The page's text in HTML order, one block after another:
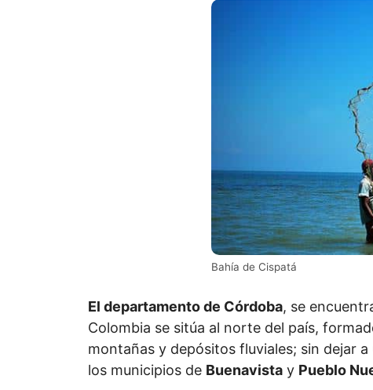
Bahía de Cispatá
El departamento de Córdoba, se
Colombia se sitúa al norte del país,
montañas y depósitos fluviales; sin dejar
los municipios de Buenavista y Pueblo